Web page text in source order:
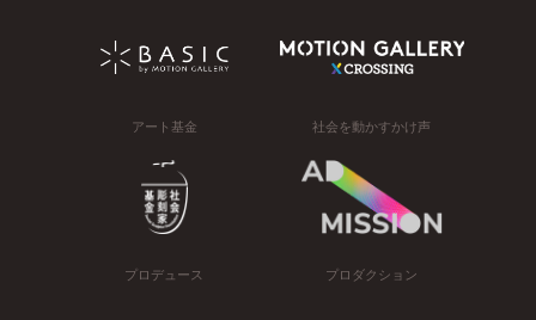
アート基金 社会を動かすかけ声
プロデュース プロダクション